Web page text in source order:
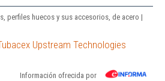
perfiles huecos y sus accesorios, de acero |
Upstream Technologies
Información ofrecida por